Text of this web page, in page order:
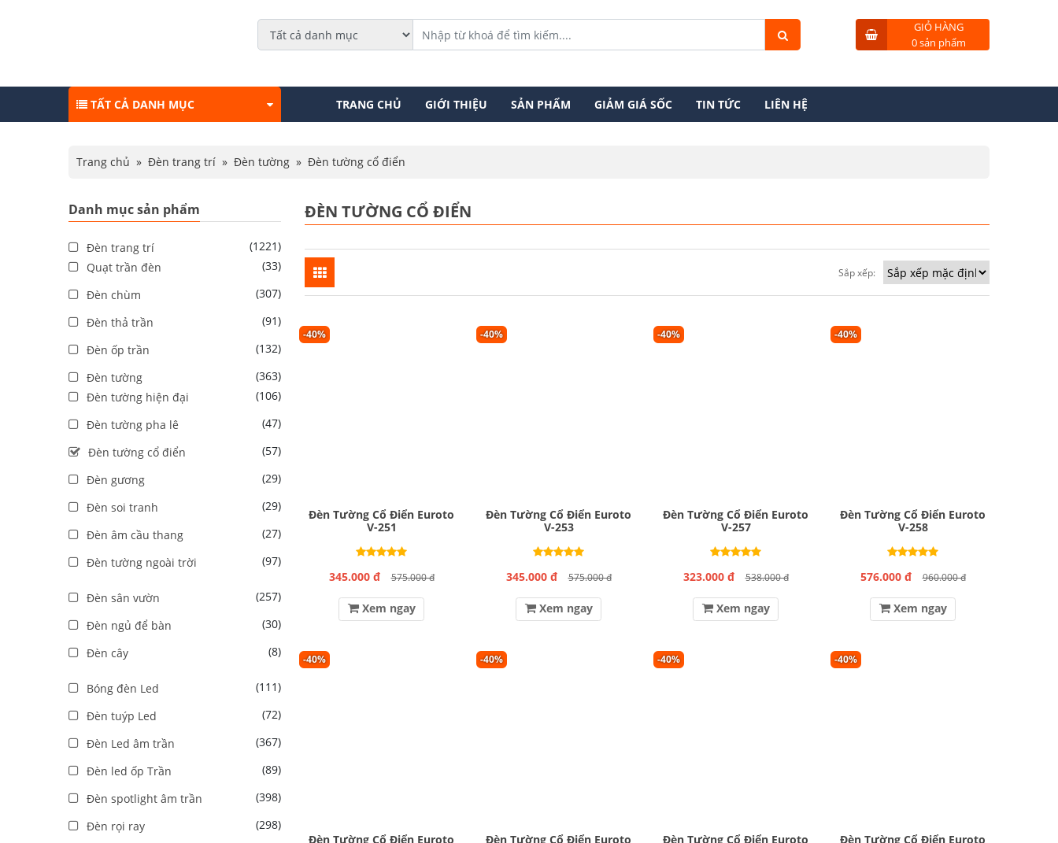
GIỎ HÀNG
0 sản phẩm
TẤT CẢ DANH MỤC TRANG CHỦ GIỚI THIỆU SẢN PHẨM GIẢM GIÁ SỐC TIN TỨC LIÊN HỆ
Trang chủ » Đèn trang trí » Đèn tường » Đèn tường cổ điển
Danh mục sản phẩm
Đèn trang trí
(1221)
Quạt trần đèn
(33)
Đèn chùm
(307)
Đèn thả trần
(91)
Đèn ốp trần
(132)
Đèn tường
(363)
Đèn tường hiện đại
(106)
Đèn tường pha lê
(47)
Đèn tường cổ điển
(57)
Đèn gương
(29)
Đèn soi tranh
(29)
Đèn âm cầu thang
(27)
Đèn tường ngoài trời
(97)
Đèn sân vườn
(257)
Đèn ngủ để bàn
(30)
Đèn cây
(8)
Bóng đèn Led
(111)
Đèn tuýp Led
(72)
Đèn Led âm trần
(367)
Đèn led ốp Trần
(89)
Đèn spotlight âm trần
(398)
Đèn rọi ray
(298)
ĐÈN TƯỜNG CỔ ĐIỂN
Sắp xếp:
-40%
Đèn Tường Cổ Điển Euroto
V-251
345.000 đ 575.000 đ
Xem ngay
-40%
Đèn Tường Cổ Điển Euroto
V-253
345.000 đ 575.000 đ
Xem ngay
-40%
Đèn Tường Cổ Điển Euroto
V-257
323.000 đ 538.000 đ
Xem ngay
-40%
Đèn Tường Cổ Điển Euroto
V-258
576.000 đ 960.000 đ
Xem ngay
-40%
Đèn Tường Cổ Điển Euroto
-40%
Đèn Tường Cổ Điển Euroto
-40%
Đèn Tường Cổ Điển Euroto
-40%
Đèn Tường Cổ Điển Euroto